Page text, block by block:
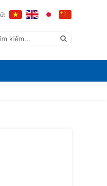
kiếm...